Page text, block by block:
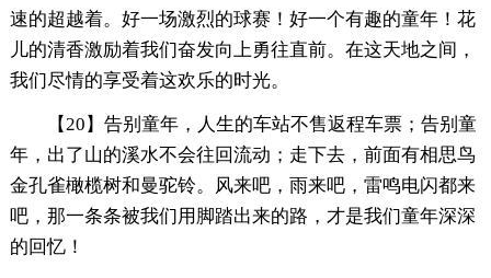
速的超越着。好一场激烈的球赛！好一个有趣的童年！花
儿的清香激励着我们奋发向上勇往直前。在这天地之间，
我们尽情的享受着这欢乐的时光。
【20】告别童年，人生的车站不售返程车票；告别童
年，出了山的溪水不会往回流动；走下去，前面有相思鸟
金孔雀橄榄树和曼驼铃。风来吧，雨来吧，雷鸣电闪都来
吧，那一条条被我们用脚踏出来的路，才是我们童年深深
的回忆！